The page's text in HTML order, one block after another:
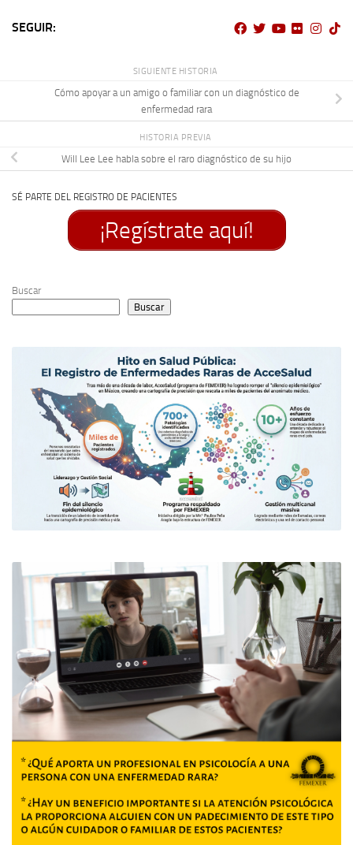
SEGUIR:
SIGUIENTE HISTORIA
Cómo apoyar a un amigo o familiar con un diagnóstico de
enfermedad rara
HISTORIA PREVIA
Will Lee Lee habla sobre el raro diagnóstico de su hijo
SÉ PARTE DEL REGISTRO DE PACIENTES
¡Regístrate aquí!
Buscar
Buscar